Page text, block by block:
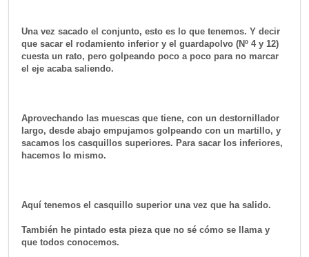
Una vez sacado el conjunto, esto es lo que tenemos. Y decir
que sacar el rodamiento inferior y el guardapolvo (Nº 4 y 12)
cuesta un rato, pero golpeando poco a poco para no marcar
el eje acaba saliendo.
Aprovechando las muescas que tiene, con un destornillador
largo, desde abajo empujamos golpeando con un martillo, y
sacamos los casquillos superiores. Para sacar los inferiores,
hacemos lo mismo.
Aquí tenemos el casquillo superior una vez que ha salido.
También he pintado esta pieza que no sé cómo se llama y
que todos conocemos.